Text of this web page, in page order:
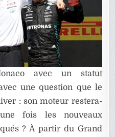
avec un statut
une question que le
: son moteur restera-
fois les nouveaux
? À partir du Grand